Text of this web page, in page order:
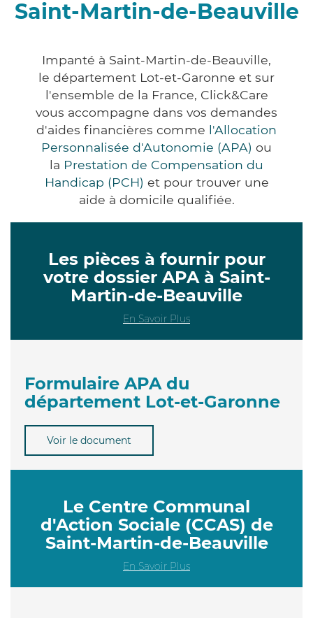
Saint-Martin-de-Beauville
Impanté à Saint-Martin-de-Beauville,
le département Lot-et-Garonne et sur
l'ensemble de la France, Click&Care
vous accompagne dans vos demandes
d'aides financières comme l'Allocation
Personnalisée d'Autonomie (APA) ou
la Prestation de Compensation du
Handicap (PCH) et pour trouver une
aide à domicile qualifiée.
Les pièces à fournir pour
votre dossier APA à Saint-
Martin-de-Beauville
En Savoir Plus
Formulaire APA du
département Lot-et-Garonne
Voir le document
Le Centre Communal
d'Action Sociale (CCAS) de
Saint-Martin-de-Beauville
En Savoir Plus